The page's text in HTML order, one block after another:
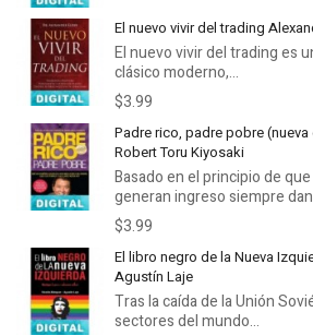
El nuevo vivir del trading
El nuevo vivir del trading es
clásico moderno,...
$3.99
Padre rico, padre pobre
Robert Toru Kiyosaki
Basado en el principio de
generan ingreso siempre
$3.99
El libro negro de la Nueva
Agustín Laje
Tras la caída de la Unión
sectores del mundo...